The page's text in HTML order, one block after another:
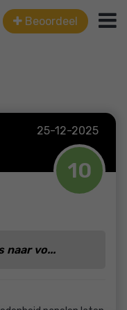
Beoordeel
25-12-2025
10
naar vo...